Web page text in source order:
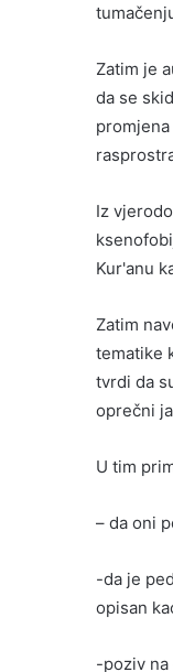
Zatim je
da se
Iz
Kur'anu
Zatim
tematike
tvrdi da
oprečni
U tim
– da oni
-da je
opisan
-poziv na